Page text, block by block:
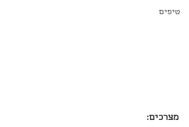
טיפים
מצרכים: